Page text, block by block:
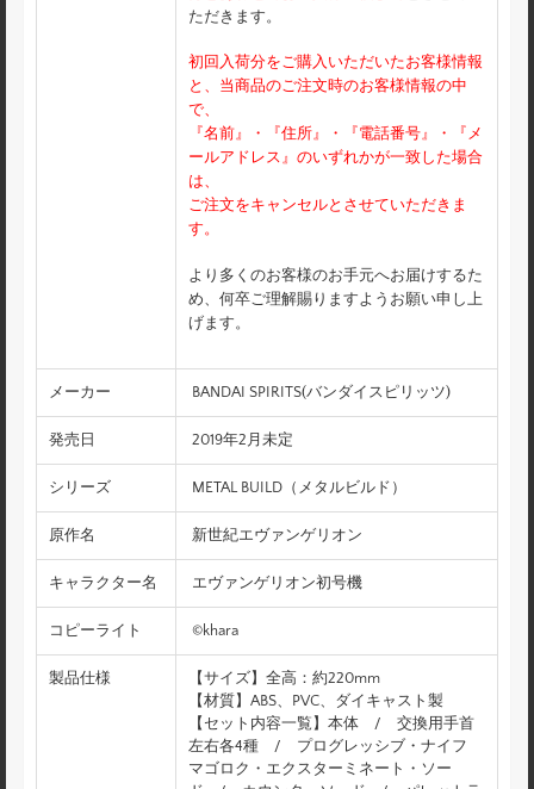
ただきます。
初回入荷分をご購入いただいたお客様情報
と、当商品のご注文時のお客様情報の中
で、
『名前』・『住所』・『電話番号』・『メ
ールアドレス』のいずれかが一致した場合
は、
ご注文をキャンセルとさせていただきま
す。
より多くのお客様のお手元へお届けするた
め、何卒ご理解賜りますようお願い申し上
げます。
メーカー BANDAI SPIRITS(バンダイスピリッツ)
発売日 2019年2月未定
シリーズ METAL BUILD（メタルビルド）
原作名 新世紀エヴァンゲリオン
キャラクター名 エヴァンゲリオン初号機
コピーライト ©khara
製品仕様
【サイズ】全高：約220mm
【材質】ABS、PVC、ダイキャスト製
【セット内容一覧】本体 / 交換用手首
左右各4種 / プログレッシブ・ナイフ
マゴロク・エクスターミネート・ソー